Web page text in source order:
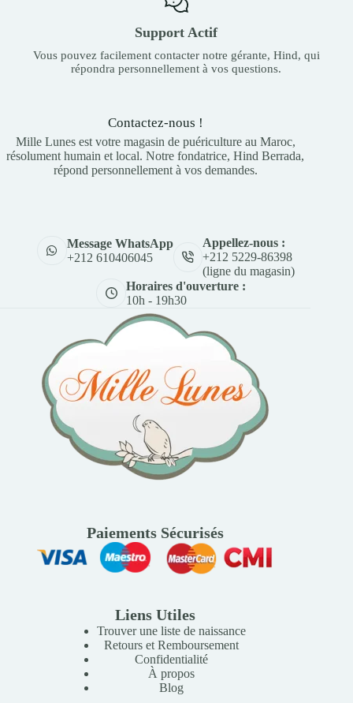
Support Actif
Vous pouvez facilement contacter notre gérante, Hind, qui
répondra personnellement à vos questions.
Contactez-nous !
Mille Lunes est votre magasin de puériculture au Maroc,
résolument humain et local. Notre fondatrice, Hind Berrada,
répond personnellement à vos demandes.
Message WhatsApp
+212 610406045
Appellez-nous :
+212 5229-86398
(ligne du magasin)
Horaires d'ouverture :
10h - 19h30
Paiements Sécurisés
Liens Utiles
Trouver une liste de naissance
Retours et Remboursement
Confidentialité
À propos
Blog